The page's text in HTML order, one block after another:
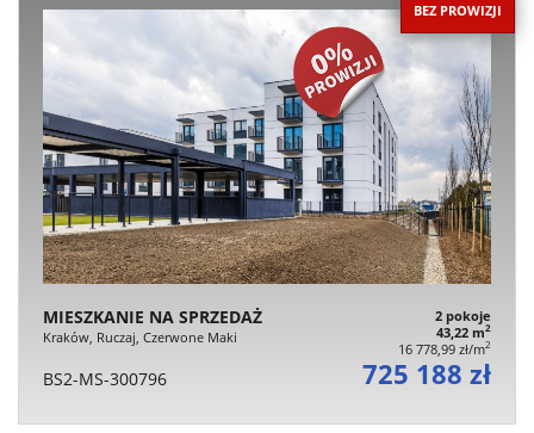
BEZ PROWIZJI
MIESZKANIE NA SPRZEDAŻ
Kraków, Ruczaj, Czerwone Maki
2 pokoje
43,22 m2
16 778,99 zł/m2
BS2-MS-300796 725 188 zł